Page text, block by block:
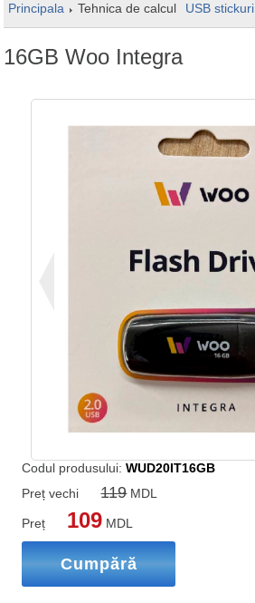
Principala Tehnica de calcul USB stickuri
16GB Woo Integra
Codul produsului:WUD20IT16GB
Preț vechi
119MDL
Preț 109 MDL
Cumpără